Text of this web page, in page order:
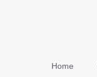
Home